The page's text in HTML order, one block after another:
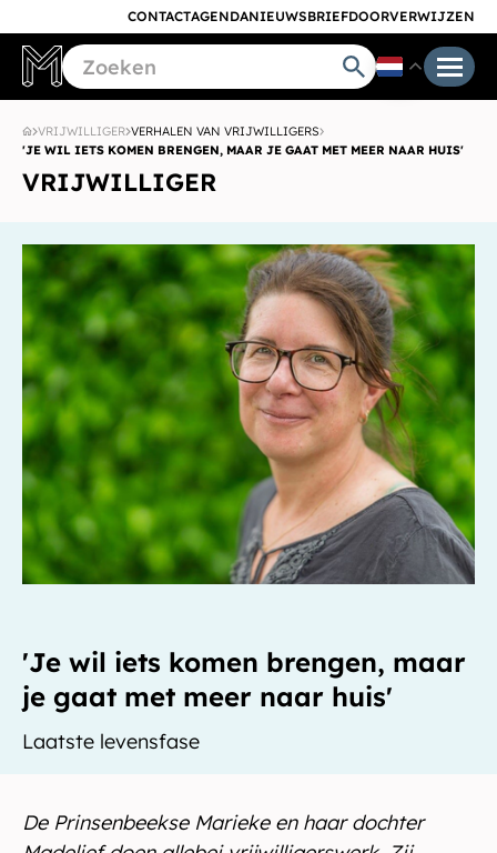
CONTACTAGENDANIEUWSBRIEFDOORVERWIJZEN
VRIJWILLIGER VERHALEN VAN VRIJWILLIGERS
'JE WIL IETS KOMEN BRENGEN, MAAR JE GAAT MET MEER NAAR HUIS'
VRIJWILLIGER
'Je wil iets komen brengen, maar
je gaat met meer naar huis'
Laatste levensfase
De Prinsenbeekse Marieke en haar dochter